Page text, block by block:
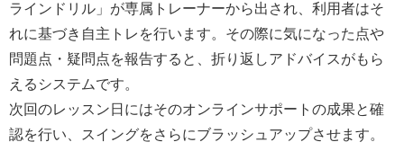
ラインドリル」が専属トレーナーから出され、利用者はそ
れに基づき自主トレを行います。その際に気になった点や
問題点・疑問点を報告すると、折り返しアドバイスがもら
えるシステムです。
次回のレッスン日にはそのオンラインサポートの成果と確
認を行い、スイングをさらにブラッシュアップさせます。